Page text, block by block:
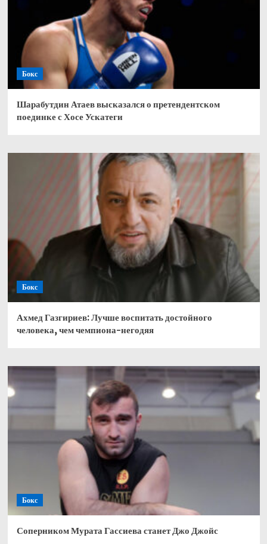
Бокс
Шарабутдин Атаев высказался о претендентском
поединке с Хосе Ускатеги
Бокс
Ахмед Газгириев: Лучше воспитать достойного
человека, чем чемпиона-негодяя
Бокс
Соперником Мурата Гассиева станет Джо Джойс